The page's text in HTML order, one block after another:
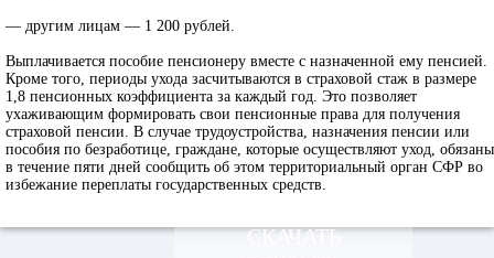
— другим лицам — 1 200 рублей.
Выплачивается пособие пенсионеру вместе с назначенной ему пенсией.
Кроме того, периоды ухода засчитываются в страховой стаж в размере
1,8 пенсионных коэффициента за каждый год. Это позволяет
ухаживающим формировать свои пенсионные права для получения
страховой пенсии. В случае трудоустройства, назначения пенсии или
пособия по безработице, граждане, которые осуществляют уход, обязаны
в течение пяти дней сообщить об этом территориальный орган СФР во
избежание переплаты государственных средств.
СКАЧАТЬ